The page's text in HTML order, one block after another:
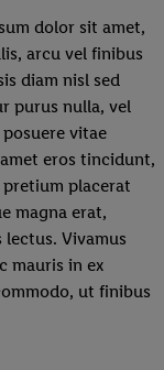
dolor sit amet,
arcu vel finibus
diam nisl sed
purus nulla, vel
vitae
eros tincidunt,
placerat
magna erat,
Vivamus
mauris in ex
ut finibus